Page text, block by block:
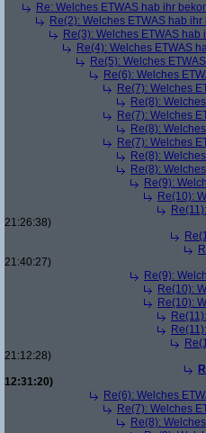
Re: Welches ETWAS hab ihr
Re(2): Welches ETWAS hab ihr
Re(3): Welches ETWAS hab
Re(4): Welches ETWAS
Re(5): Welches
Re(6): Welches
Re(7): Welches
Re(8):
Re(7): Welches
Re(8):
Re(7): Welches
Re(8):
Re(8):
Re(9):
Re(10):
21:26:38)
21:40:27)
Re(9):
Re(10):
Re(10):
21:12:28)
12:31:20)
Re(6): Welches
Re(7): Welches
Re(8):